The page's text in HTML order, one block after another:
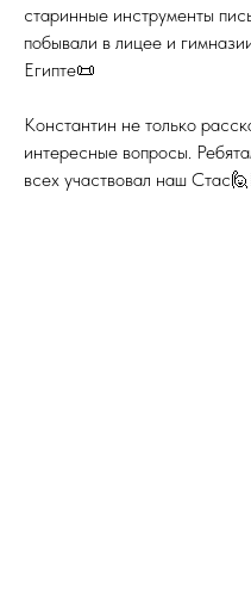
старинные инструменты
побывали в лицее и
Египте📜
Константин не только
интересные вопросы.
всех участвовал наш